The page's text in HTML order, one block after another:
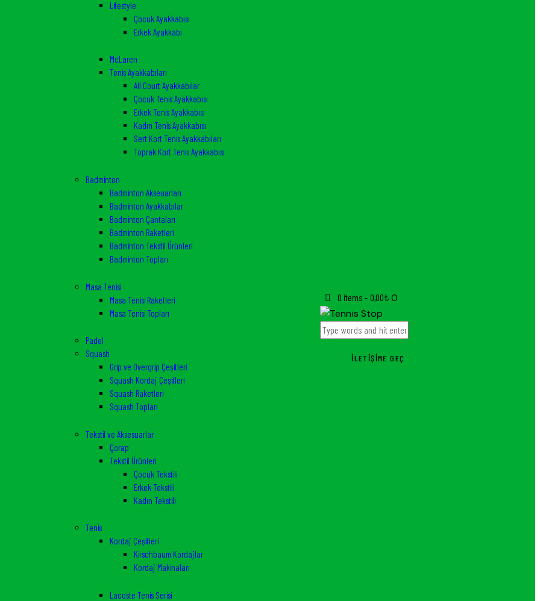
Lifestyle
Çocuk Ayakkabısı
Erkek Ayakkabı
McLaren
Tenis Ayakkabıları
All Court Ayakkabılar
Çocuk Tenis Ayakkabısı
Erkek Tenis Ayakkabısı
Kadın Tenis Ayakkabısı
Sert Kort Tenis Ayakkabıları
Toprak Kort Tenis Ayakkabısı
Badminton
Badminton Akseuarları
Badminton Ayakkabılar
Badminton Çantaları
Badminton Raketleri
Badminton Tekstil Ürünleri
Badminton Topları
Masa Tenisi
Masa Tenisi Raketleri
Masa Tenisi Topları
Padel
Squash
Grip ve Overgrip Çeşitleri
Squash Kordaj Çeşitleri
Squash Raketleri
Squash Topları
Tekstil ve Aksesuarlar
Çorap
Tekstil Ürünleri
Çocuk Tekstili
Erkek Tekstili
Kadın Tekstili
Tenis
Kordaj Çeşitleri
Kirschbaum Kordajlar
Kordaj Makinaları
Lacoste Tenis Serisi
0 items - 0,00₺ 0
İLETIŞIME GEÇ